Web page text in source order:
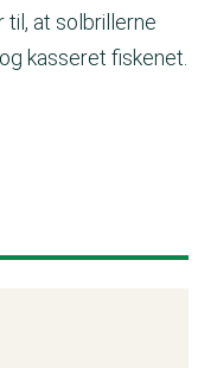
til, at solbrillerne
kasseret fiskenet.